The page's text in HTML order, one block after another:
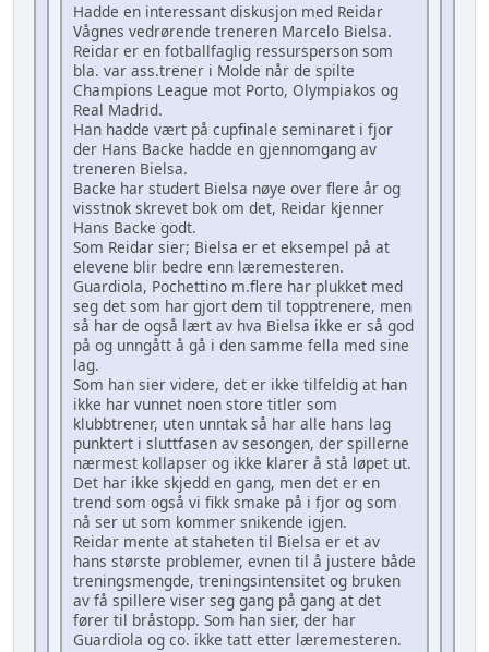
Hadde en interessant diskusjon med Reidar
Vågnes vedrørende treneren Marcelo Bielsa.
Reidar er en fotballfaglig ressursperson som
bla. var ass.trener i Molde når de spilte
Champions League mot Porto, Olympiakos og
Real Madrid.
Han hadde vært på cupfinale seminaret i fjor
der Hans Backe hadde en gjennomgang av
treneren Bielsa.
Backe har studert Bielsa nøye over flere år og
visstnok skrevet bok om det, Reidar kjenner
Hans Backe godt.
Som Reidar sier; Bielsa er et eksempel på at
elevene blir bedre enn læremesteren.
Guardiola, Pochettino m.flere har plukket med
seg det som har gjort dem til topptrenere, men
så har de også lært av hva Bielsa ikke er så god
på og unngått å gå i den samme fella med sine
lag.
Som han sier videre, det er ikke tilfeldig at han
ikke har vunnet noen store titler som
klubbtrener, uten unntak så har alle hans lag
punktert i sluttfasen av sesongen, der spillerne
nærmest kollapser og ikke klarer å stå løpet ut.
Det har ikke skjedd en gang, men det er en
trend som også vi fikk smake på i fjor og som
nå ser ut som kommer snikende igjen.
Reidar mente at staheten til Bielsa er et av
hans største problemer, evnen til å justere både
treningsmengde, treningsintensitet og bruken
av få spillere viser seg gang på gang at det
fører til bråstopp. Som han sier, der har
Guardiola og co. ikke tatt etter læremesteren.